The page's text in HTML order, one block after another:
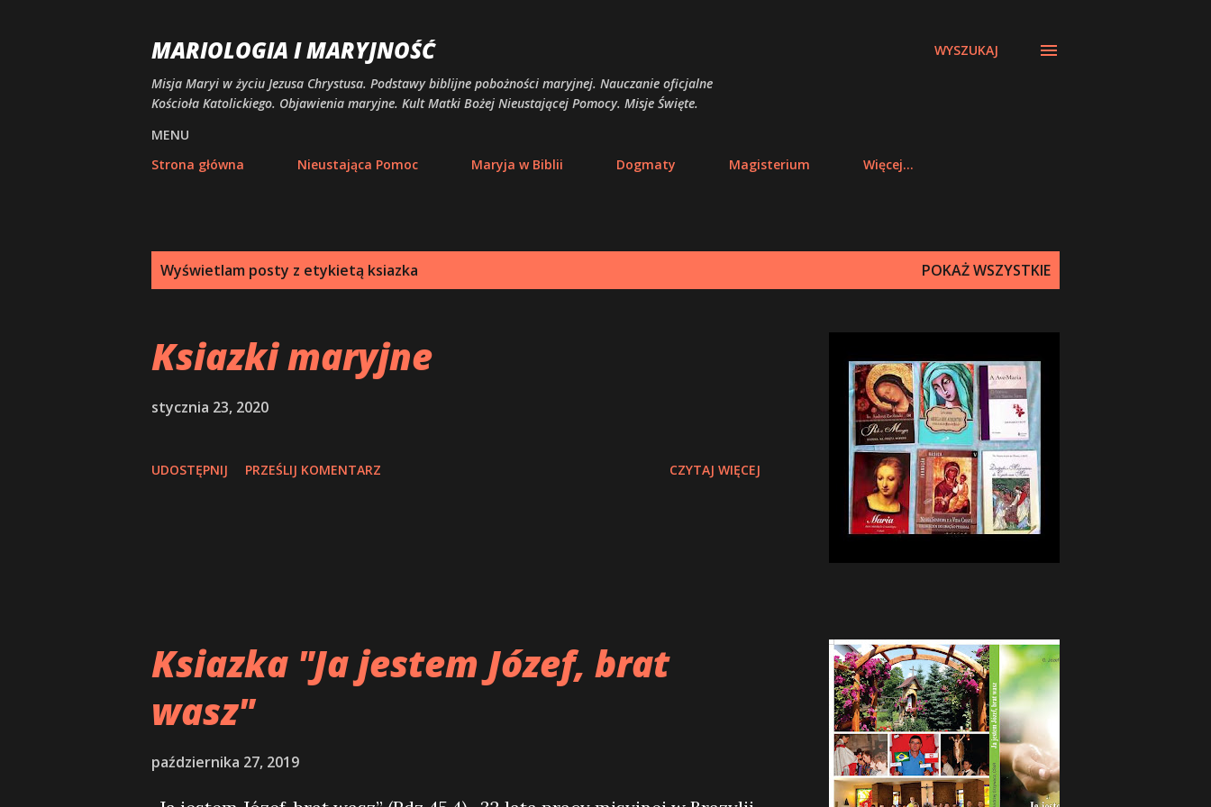
MARIOLOGIA I MARYJNOŚĆ
Misja Maryi w życiu Jezusa Chrystusa. Podstawy biblijne pobożności maryjnej. Nauczanie oficjalne
Kościoła Katolickiego. Objawienia maryjne. Kult Matki Bożej Nieustającej Pomocy. Misje Święte.
WYSZUKAJ
MENU
Strona główna
Nieustająca Pomoc Maryja w Biblii Dogmaty Magisterium Więcej…
Wyświetlam posty z etykietą ksiazka POKAŻ WSZYSTKIE
Ksiazki maryjne
stycznia 23, 2020
UDOSTĘPNIJ PRZEŚLIJ KOMENTARZ CZYTAJ WIĘCEJ
Ksiazka "Ja jestem Józef, brat
wasz"
października 27, 2019